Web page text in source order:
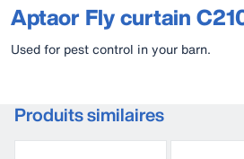
Aptaor Fly curtain
Used for pest control in your barn.
Produits similaires